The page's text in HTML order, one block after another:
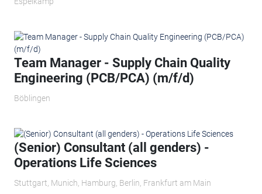
Team Manager - Supply Chain Quality
Engineering (PCB/PCA) (m/f/d)
Böblingen
(Senior) Consultant (all genders) -
Operations Life Sciences
Stuttgart, Munich, Hamburg, Berlin, Frankfurt am Main